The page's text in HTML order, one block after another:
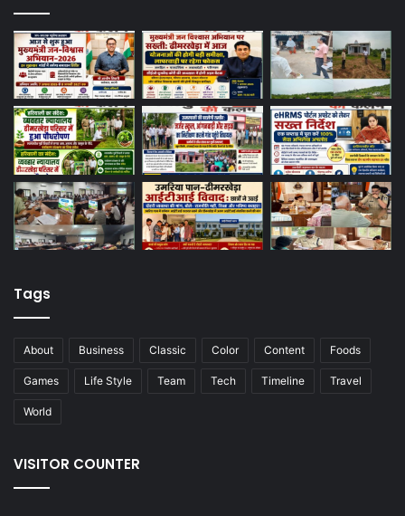
Tags
About Business Classic Color Content Foods
Games Life Style Team Tech Timeline Travel
World
VISITOR COUNTER